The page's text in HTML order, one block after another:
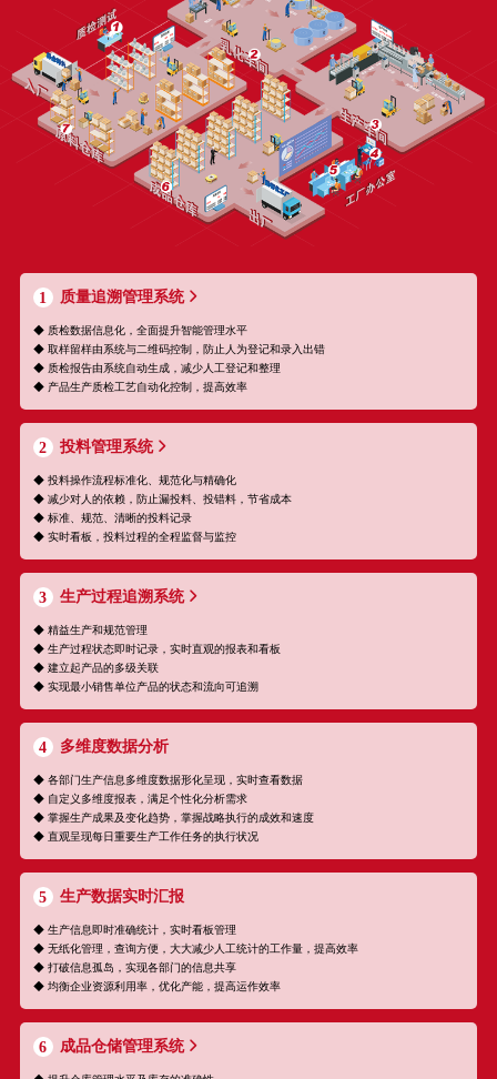
1 质量追溯管理系统
◆ 质检数据信息化，全面提升智能管理水平
◆ 取样留样由系统与二维码控制，防止人为登记和录入出错
◆ 质检报告由系统自动生成，减少人工登记和整理
◆ 产品生产质检工艺自动化控制，提高效率
2 投料管理系统
◆ 投料操作流程标准化、规范化与精确化
◆ 减少对人的依赖，防止漏投料、投错料，节省成本
◆ 标准、规范、清晰的投料记录
◆ 实时看板，投料过程的全程监督与监控
3 生产过程追溯系统
◆ 精益生产和规范管理
◆ 生产过程状态即时记录，实时直观的报表和看板
◆ 建立起产品的多级关联
◆ 实现最小销售单位产品的状态和流向可追溯
4 多维度数据分析
◆ 各部门生产信息多维度数据形化呈现，实时查看数据
◆ 自定义多维度报表，满足个性化分析需求
◆ 掌握生产成果及变化趋势，掌握战略执行的成效和速度
◆ 直观呈现每日重要生产工作任务的执行状况
5 生产数据实时汇报
◆ 生产信息即时准确统计，实时看板管理
◆ 无纸化管理，查询方便，大大减少人工统计的工作量，提高效率
◆ 打破信息孤岛，实现各部门的信息共享
◆ 均衡企业资源利用率，优化产能，提高运作效率
6 成品仓储管理系统